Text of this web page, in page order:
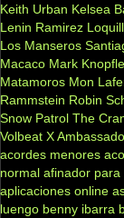
Keith Urban Kelsea
Lenin Ramirez
Los Manseros
Macaco Mark
Matamoros Mon
Rammstein Robin
Snow Patrol The
Volbeat X
acordes menores
normal afinador para
aplicaciones online
luengo benny ibarra